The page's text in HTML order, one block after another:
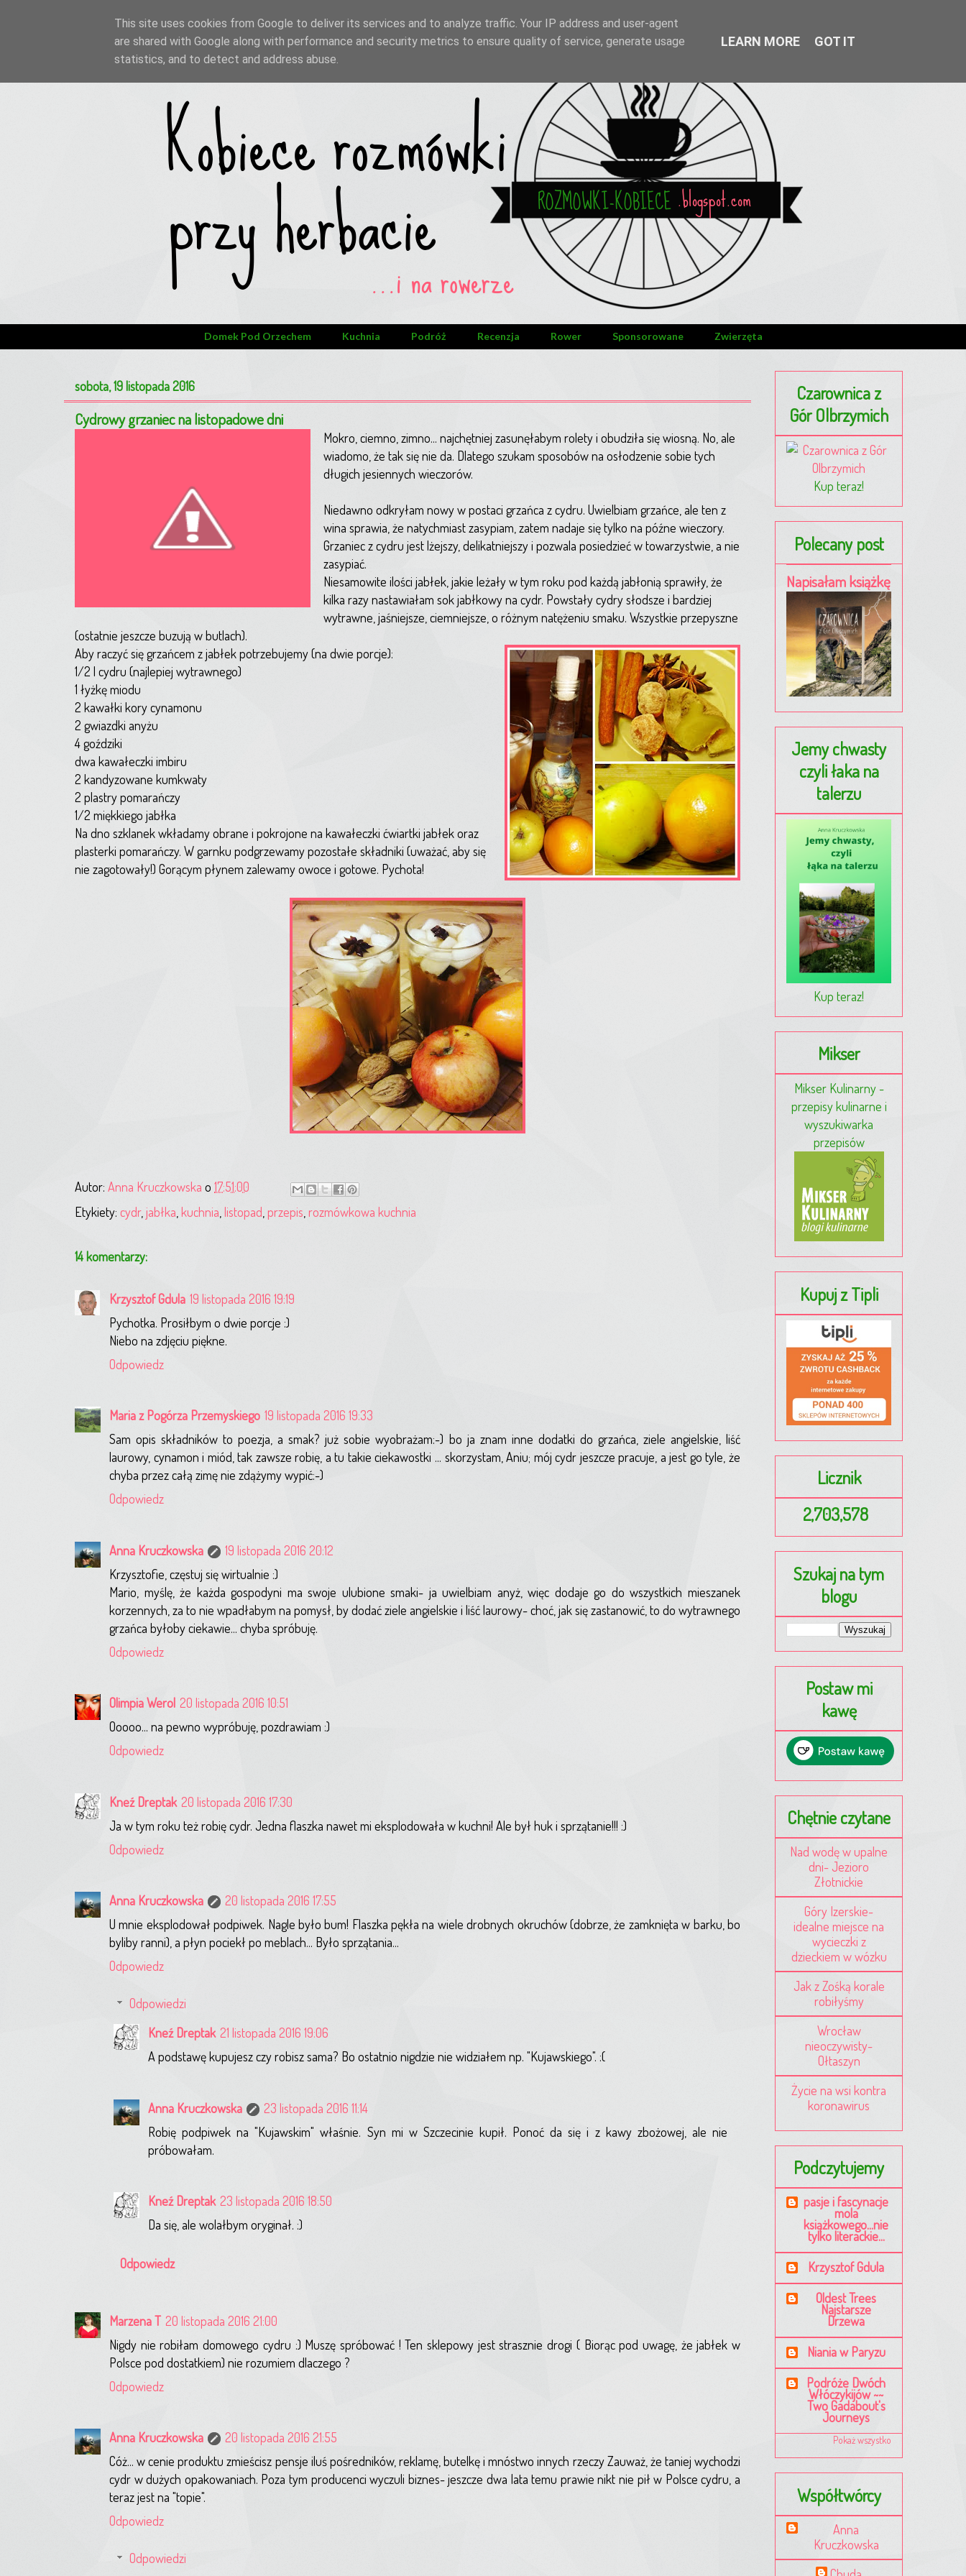
Domek Pod Orzechem Kuchnia Podróż Recenzja Rower Sponsorowane Zwierzęta
sobota, 19 listopada 2016
Cydrowy grzaniec na listopadowe dni
Mokro, ciemno, zimno... najchętniej zasunęłabym rolety i obudziła się wiosną. No, ale
wiadomo, że tak się nie da. Dlatego szukam sposobów na osłodzenie sobie tych
długich jesiennych wieczorów.
Niedawno odkryłam nowy w postaci grzańca z cydru. Uwielbiam grzańce, ale ten z
wina sprawia, że natychmiast zasypiam, zatem nadaje się tylko na późne wieczory.
Grzaniec z cydru jest lżejszy, delikatniejszy i pozwala posiedzieć w towarzystwie, a nie
zasypiać.
Niesamowite ilości jabłek, jakie leżały w tym roku pod każdą jabłonią sprawiły, że
kilka razy nastawiałam sok jabłkowy na cydr. Powstały cydry słodsze i bardziej
wytrawne, jaśniejsze, ciemniejsze, o różnym natężeniu smaku. Wszystkie przepyszne
(ostatnie jeszcze buzują w butlach).
Aby raczyć się grzańcem z jabłek potrzebujemy (na dwie porcje):
1/2 l cydru (najlepiej wytrawnego)
1 łyżkę miodu
2 kawałki kory cynamonu
2 gwiazdki anyżu
4 goździki
dwa kawałeczki imbiru
2 kandyzowane kumkwaty
2 plastry pomarańczy
1/2 miękkiego jabłka
Na dno szklanek wkładamy obrane i pokrojone na kawałeczki ćwiartki jabłek oraz
plasterki pomarańczy. W garnku podgrzewamy pozostałe składniki (uważać, aby się
nie zagotowały!) Gorącym płynem zalewamy owoce i gotowe. Pychota!
Autor: Anna Kruczkowska o 17:51:00
Etykiety: cydr, jabłka kuchnia listopad przepis rozmówkowa kuchnia
14 komentarzy:
Krzysztof Gdula 19 listopada 2016 19:19
Pychotka. Prosiłbym o dwie porcje :)
Niebo na zdjęciu piękne.
Odpowiedz
Maria z Pogórza Przemyskiego 19 listopada 2016 19:33
Sam opis składników to poezja, a smak? już sobie wyobrażam:-) bo ja znam inne dodatki do grzańca, ziele angielskie, liść
laurowy, cynamon i miód, tak zawsze robię, a tu takie ciekawostki ... skorzystam, Aniu; mój cydr jeszcze pracuje, a jest go tyle, że
chyba przez całą zimę nie zdążymy wypić:-)
Odpowiedz
Anna Kruczkowska
19 listopada 2016 20:12
Krzysztofie, częstuj się wirtualnie :)
Mario, myślę, że każda gospodyni ma swoje ulubione smaki- ja uwielbiam anyż, więc dodaje go do wszystkich mieszanek
korzennych, za to nie wpadłabym na pomysł, by dodać ziele angielskie i liść laurowy- choć, jak się zastanowić, to do wytrawnego
grzańca byłoby ciekawie... chyba spróbuję.
Odpowiedz
Olimpia Werol 20 listopada 2016 10:51
Ooooo... na pewno wypróbuję, pozdrawiam :)
Odpowiedz
Kneź Dreptak 20 listopada 2016 17:30
Ja w tym roku też robię cydr. Jedna flaszka nawet mi eksplodowała w kuchni! Ale był huk i sprzątanie!!! :)
Odpowiedz
Anna Kruczkowska
20 listopada 2016 17:55
U mnie eksplodował podpiwek. Nagle było bum! Flaszka pękła na wiele drobnych okruchów (dobrze, że zamknięta w barku, bo
byliby ranni), a płyn pociekł po meblach... Było sprzątania...
Odpowiedz
Odpowiedzi
Kneź Dreptak 21 listopada 2016 19:06
A podstawę kupujesz czy robisz sama? Bo ostatnio nigdzie nie widziałem np. "Kujawskiego". :(
Anna Kruczkowska
23 listopada 2016 11:14
Robię podpiwek na "Kujawskim" właśnie. Syn mi w Szczecinie kupił. Ponoć da się i z kawy zbożowej, ale nie
próbowałam.
Kneź Dreptak 23 listopada 2016 18:50
Da się, ale wolałbym oryginał. :)
Odpowiedz
Marzena T 20 listopada 2016 21:00
Nigdy nie robiłam domowego cydru :) Muszę spróbować ! Ten sklepowy jest strasznie drogi ( Biorąc pod uwagę, że jabłek w
Polsce pod dostatkiem) nie rozumiem dlaczego ?
Odpowiedz
Anna Kruczkowska
20 listopada 2016 21:55
Cóż... w cenie produktu zmieścisz pensje iluś pośredników, reklamę, butelkę i mnóstwo innych rzeczy Zauważ, że taniej wychodzi
cydr w dużych opakowaniach. Poza tym producenci wyczuli biznes- jeszcze dwa lata temu prawie nikt nie pił w Polsce cydru, a
teraz jest na "topie".
Odpowiedz
Odpowiedzi
Czarownica z
Gór Olbrzymich
Kup teraz!
Polecany post
Napisałam książkę
Jemy chwasty
czyli łaka na
talerzu
Kup teraz!
Mikser
Mikser Kulinarny -
przepisy kulinarne i
wyszukiwarka
przepisów
Kupuj z Tipli
Licznik
2,703,578
Szukaj na tym
blogu
Postaw mi
kawę
Chętnie czytane
Nad wodę w upalne
dni- Jezioro
Złotnickie
Góry Izerskie-
idealne miejsce na
wycieczki z
dzieckiem w wózku
Jak z Zośką korale
robiłyśmy
Wrocław
nieoczywisty-
Ołtaszyn
Życie na wsi kontra
koronawirus
Podczytujemy
pasje i fascynacje
mola
książkowego...nie
tylko literackie...
Krzysztof Gdula
Oldest Trees
Najstarsze
Drzewa
Niania w Paryzu
Podróże Dwóch
Włóczykijów ~~
Two Gadabout's
Journeys
Pokaż wszystko
Współtwórcy
Anna
Kruczkowska
This site uses cookies from Google to deliver its services and to analyze traffic. Your IP address and user-agent
are shared with Google along with performance and security metrics to ensure quality of service, generate usage
statistics, and to detect and address abuse.
LEARN MORE GOT IT